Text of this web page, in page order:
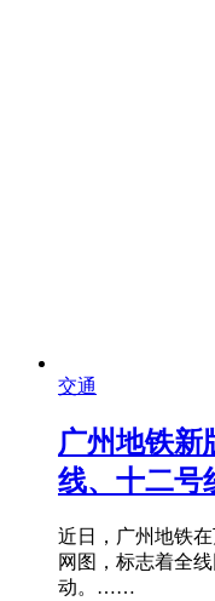
交通
广州地铁新
线、十二号
近日，广州地铁
网图，标志着全
动。……